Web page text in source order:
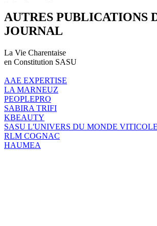
AUTRES PUBLICATIONS
JOURNAL
La Vie Charentaise
en Constitution SASU
AAE EXPERTISE
LA MARNEUZ
PEOPLEPRO
SABIRA TRIFI
KBEAUTY
SASU L'UNIVERS DU MONDE VITICOLE
RLM COGNAC
HAUMEA